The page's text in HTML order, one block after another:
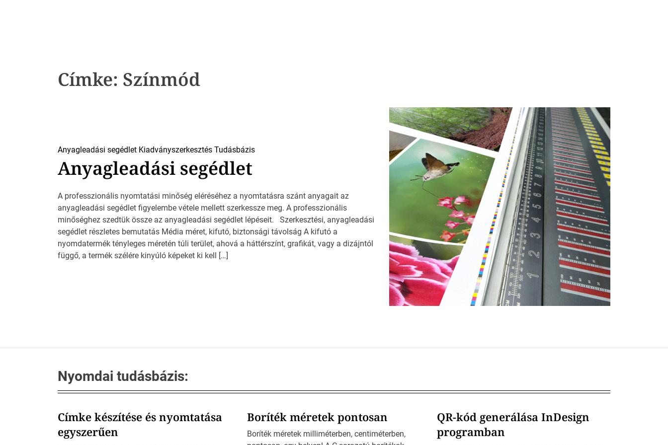
Címke: Színmód
Anyagleadási segédlet Kiadványszerkesztés Tudásbázis
Anyagleadási segédlet
A professzionális nyomtatási minőség eléréséhez a nyomtatásra szánt anyagait az
anyagleadási segédlet figyelembe vétele mellett szerkessze meg. A professzionális
minőséghez szedtük össze az anyagleadási segédlet lépéseit. Szerkesztési, anyagleadási
segédlet részletes bemutatás Média méret, kifutó, biztonsági távolság A kifutó a
nyomdatermék tényleges méretén túli terület, ahová a háttérszínt, grafikát, vagy a dizájntól
függő, a termék szélére kinyúló képeket ki kell […]
Nyomdai tudásbázis:
Címke készítése és nyomtatása
egyszerűen
Boríték méretek pontosan
Boríték méretek milliméterben, centiméterben,
QR-kód generálása InDesign
programban